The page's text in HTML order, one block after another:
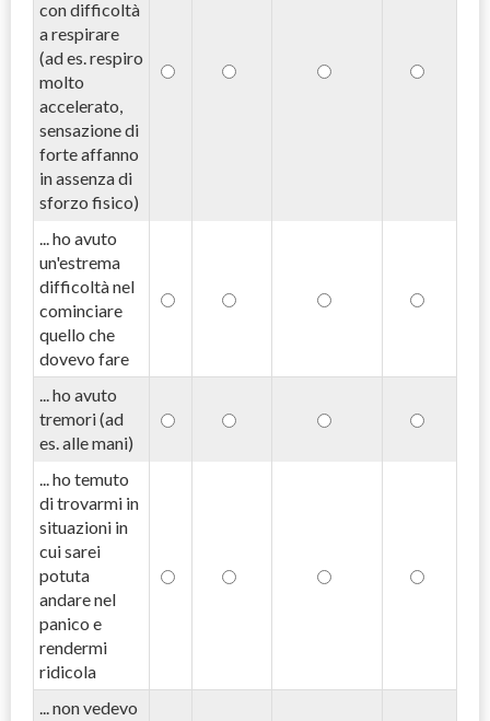
con difficoltà
a respirare
(ad es. respiro
molto
accelerato,
sensazione di
forte affanno
in assenza di
sforzo fisico)
... ho avuto
un'estrema
difficoltà nel
cominciare
quello che
dovevo fare
... ho avuto
tremori (ad
es. alle mani)
... ho temuto
di trovarmi in
situazioni in
cui sarei
potuta
andare nel
panico e
rendermi
ridicola
... non vedevo